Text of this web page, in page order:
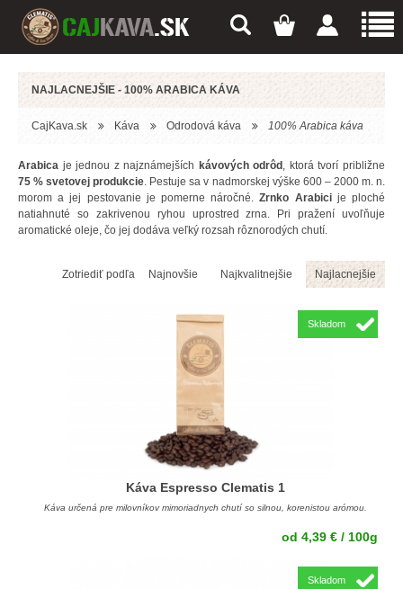
NAJLACNEJŠIE - 100% ARABICA KÁVA
CajKava.sk Káva Odrodová káva 100% Arabica káva
Arabica je jednou z najznámejších kávových odrôd , ktorá tvorí približne
75 % svetovej produkcie. Pestuje sa v nadmorskej výške 600 – 2000 m. n.
morom a jej pestovanie je pomerne náročné.Zrnko Arabicije ploché
natiahnuté so zakrivenou ryhou uprostred zrna. Pri pražení uvoľňuje
aromatické oleje, čo jej dodáva veľký rozsah rôznorodých chutí.
Najlacnejšie
Najkvalitnejšie
Najnovšie
Zotriediť podľa
Skladom
Káva Espresso Clematis 1
Káva určená pre milovníkov mimoriadnych chutí so silnou, korenistou arómou.
od 4,39 € / 100g
Skladom